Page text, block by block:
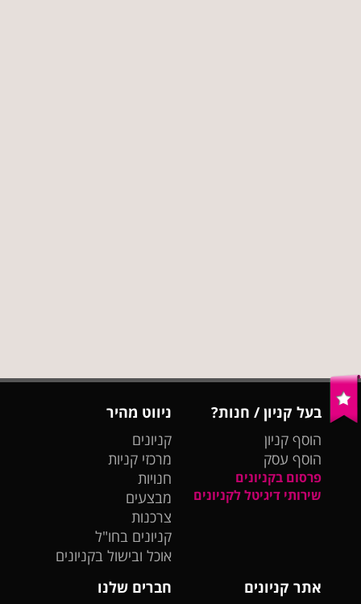
בעל קניון / חנות?
הוסף קניון
הוסף עסק
פרסום בקניונים
שירותי דיגיטל לקניונים
ניווט מהיר
קניונים
מרכזי קניות
חנויות
מבצעים
צרכנות
קניונים בחו"ל
אוכל ובישול בקניונים
אתר קניונים
חברים שלנו